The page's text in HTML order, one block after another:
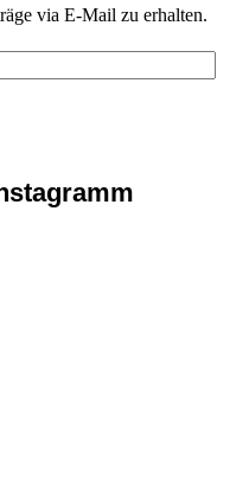
via E-Mail zu erhalten.